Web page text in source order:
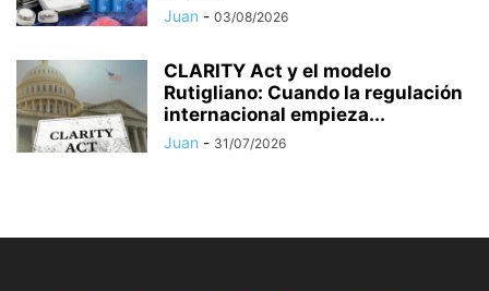
Juan - 03/08/2026
CLARITY Act y el modelo
Rutigliano: Cuando la regulación
internacional empieza...
Juan - 31/07/2026